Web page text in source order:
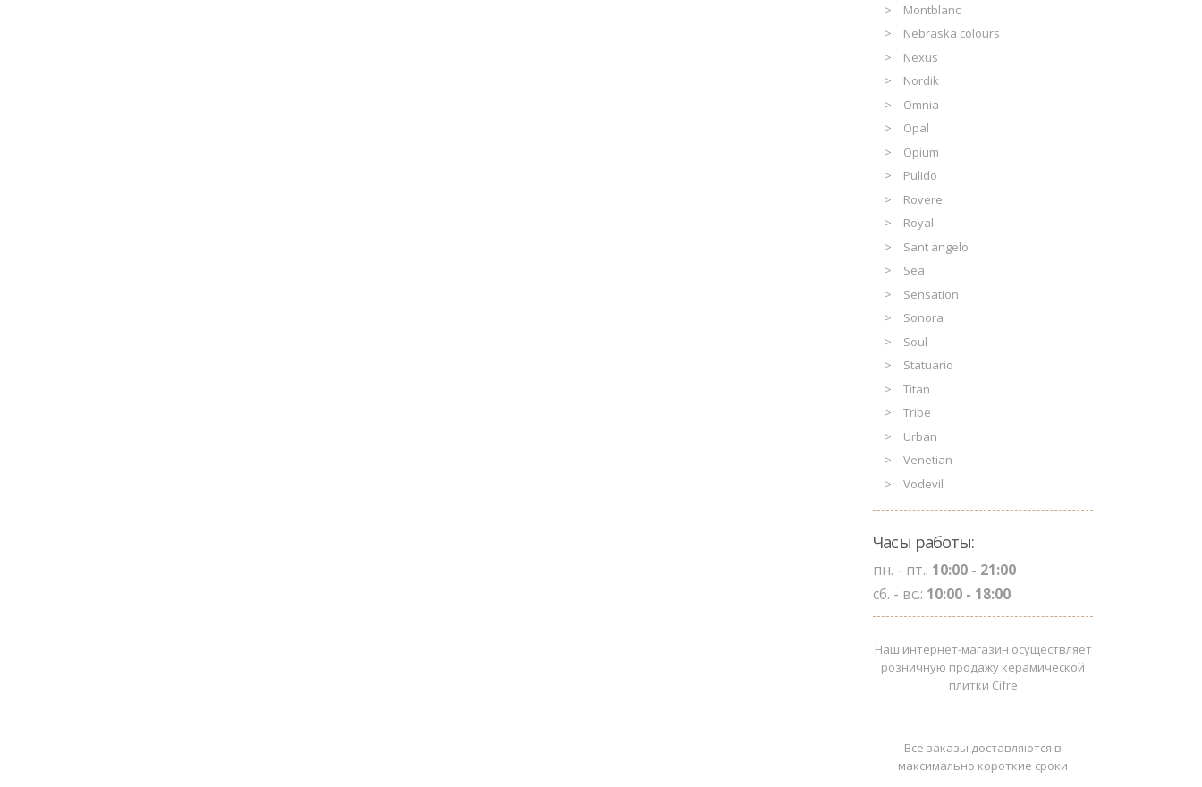
Montblanc
Nebraska colours
Nexus
Nordik
Omnia
Opal
Opium
Pulido
Rovere
Royal
Sant angelo
Sea
Sensation
Sonora
Soul
Statuario
Titan
Tribe
Urban
Venetian
Vodevil
Часы работы:
пн. - пт.: 10:00 - 21:00
сб. - вс.: 10:00 - 18:00
Наш интернет-магазин осуществляет
розничную продажу керамической
плитки Cifre
Все заказы доставляются в
максимально короткие сроки